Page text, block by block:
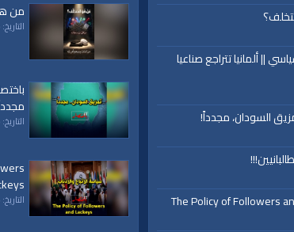
Türkçe
|
el-vakiye
|
televizyonu
aydınlatmalar
|
serisi
|
suriye’ye
|
fetö
|
15 temmuz
|
darbe
|| ألمانيا تتراجع صناعيا
السودان، مجدداً!
The Policy of Followers
من
التاريخ: 08/06/2026
التاريخ: 08/06/2026
التاريخ: 08/05/2026